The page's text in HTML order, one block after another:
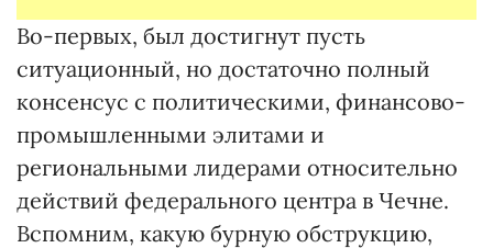
Во-первых, был достигнут пусть
ситуационный, но достаточно полный
консенсус с политическими, финансово-
промышленными элитами и
региональными лидерами относительно
действий федерального центра в Чечне.
Вспомним, какую бурную обструкцию,